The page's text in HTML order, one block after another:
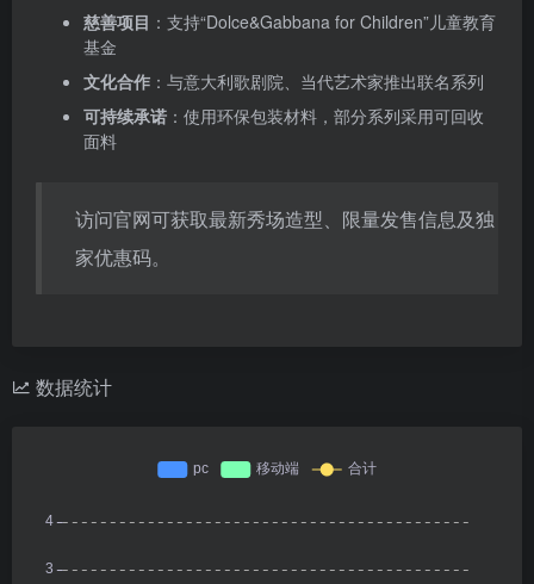
慈善项目 ：支持“Dolce&Gabbana for Children”儿童教育
基金
文化合作 ：与意大利歌剧院、当代艺术家推出联名系列
可持续承诺 ：使用环保包装材料，部分系列采用可回收
面料
访问官网可获取最新秀场造型、限量发售信息及独
家优惠码。
数据统计